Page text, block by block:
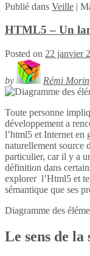
Publié dans Veille |
HTML5 – Un
Posted on 22 janvier
by Rémi Morin
Toute personne
développement a
l’html5 et Internet en
naturellement source
particulier, car il y a
définition dans
explorer l’Html5 et
sémantique que ses
Diagramme des
Le sens de la